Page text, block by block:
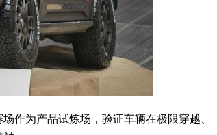
作为产品试炼场，验证车辆在极限穿越、